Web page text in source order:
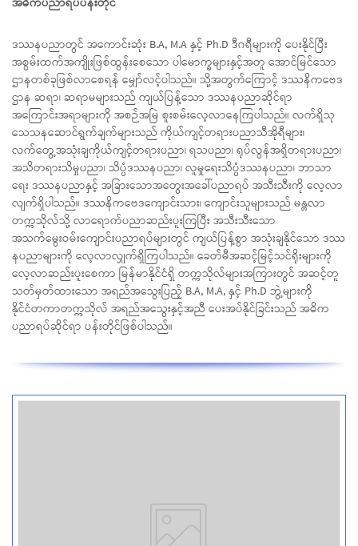
အဓိကပညာရပ်ပန်းတိုင်
ဒဿနပညာတွင် အကောင်းဆုံး B.A, M.A နှင့် Ph.D ဒီဂရီများကို ပေးနိုင်ပြီး
အစွမ်းထက်အကျိုးဖြစ်ထွန်းစေသော ပါမောက္ခများနှင့်အတူ အောင်မြင်သော
ဌာနတစ်ခုဖြစ်လာစေရန် မျှော်လင့်ပါသည်။ သို့အတွက်ကြောင့် ဒဿနိကဗေဒ
ဌာန ဆရာ၊ ဆရာမများသည် ကျယ်ပြန့်သော ဒဿနပညာဆိုင်ရာ
အကြောင်းအရာများကို အစဉ်အမြဲ စူးစမ်းလေ့လာနေကြပါသည်။ လက်ရှိသု
သေသနဆောင်ရွက်ချက်များသည် ကိုယ်ကျင့်တရားပညာသီအိုရီများ၊
လက်တွေ့အသုံးချကိုယ်ကျင့်တရားပညာ၊ ရသပညာ၊ ရုပ်လွန်အရှိတရားပညာ၊
အသိတရားသိမှုပညာ၊ သိပ္ပံဒဿနပညာ၊ လူမှုရေးသိပ္ပံဒဿနပညာ၊ ဘာသာ
ရေး ဒဿနပညာနှင့် အခြားသောအတွေးအခေါ်ပညာရပ် အသီးသီးကို လေ့လာ
လျက်ရှိပါသည်။ ဒဿနိကဗေဒကျောင်းသား၊ ကျောင်းသူများသည် မန္တလာ
တက္ကသိုလ်သို့ လာရောက်ပညာဆည်းပူးကြပြီး အသီးသီးသော
အသက်မွေးဝမ်းကျောင်းပညာရပ်များတွင် ကျယ်ပြန့်စွာ အသုံးချနိုင်သော ဒဿ
နပညာများကို လေ့လာလျှက်ရှိကြပါသည်။ ခေတ်မီအဆင့်မြင့်သင်ရိုးများကို
လေ့လာဆည်းပူးစေကာ မြန်မာနိုင်ငံရှိ တက္ကသိုလ်များအကြားတွင် အဆင့်တူ
သတ်မှတ်ထားသော အရည်အသွေးပြည့် B.A, M.A, နှင့် Ph.D ဘွဲ့များကို
နိုင်ငံတကာတက္ကသိုလ် အရည်အသွေးနှင့်အညီ ပေးအပ်နိုင်ခြင်းသည် အဓိက
ပညာရပ်ဆိုင်ရာ ပန်းတိုင်ဖြစ်ပါသည်။